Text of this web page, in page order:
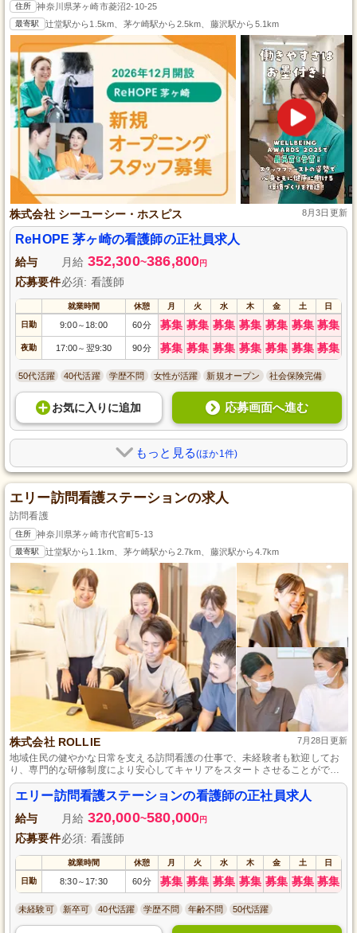
住所 神奈川県茅ヶ崎市菱沼2-10-25
最寄駅 辻堂駅から1.5km、茅ケ崎駅から2.5km、藤沢駅から5.1km
株式会社 シーユーシー・ホスピス 8月3日更新
ReHOPE 茅ヶ崎の看護師の正社員求人
給与 月給 352,300~386,800円
応募要件必須: 看護師
就業時間 休憩 月 火 水 木 金 土 日
日勤 9:00～ 18:00 60分 募集 募集 募集 募集 募集 募集 募集
夜勤 17:00～ 翌9:30 90分 募集 募集 募集 募集 募集 募集 募集
50代活躍 40代活躍 学歴不問 女性が活躍 新規オープン 社会保険完備
お気に入り に追加 応募画面へ進む
もっと見る(ほか1件)
エリー訪問看護ステーションの求人
訪問看護
住所 神奈川県茅ヶ崎市代官町5-13
最寄駅 辻堂駅から1.1km、茅ケ崎駅から2.7km、藤沢駅から4.7km
株式会社 ROLLIE 7月28日更新
地域住民の健やかな日常を支える訪問看護の仕事で、未経験者も歓迎してお
り、専門的な研修制度により安心してキャリアをスタートさせることができ
ます。また、正社員としての働きがいと充実した待遇を提供し、神奈川県茅
ヶ崎市にある勤務地では、交通の便も良好で、働きやすい環境が整っていま
エリー訪問看護ステーションの看護師の正社員求人
給与 月給 320,000~580,000円
応募要件必須: 看護師
就業時間 休憩 月 火 水 木 金 土 日
日勤 8:30～ 17:30 60分 募集 募集 募集 募集 募集 募集 募集
未経験可 新卒可 40代活躍 学歴不問 年齢不問 50代活躍